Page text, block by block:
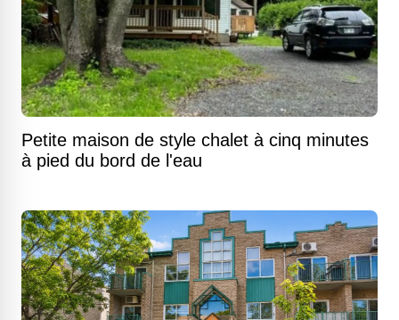
Petite maison de style chalet à cinq minutes
à pied du bord de l'eau